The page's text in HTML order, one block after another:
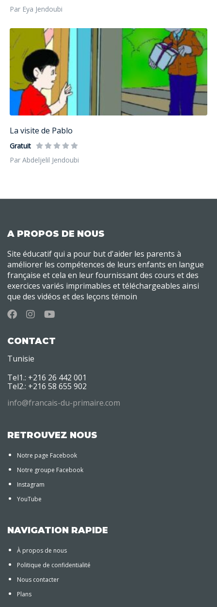
Par Eya Jendoubi
La visite de Pablo
Gratuit
Par Abdeljelil Jendoubi
A PROPOS DE NOUS
Site éducatif qui a pour but d'aider les parents à
améliorer les compétences de leurs enfants en langue
française et cela en leur fournissant des cours et des
exercices variés imprimables et téléchargeables ainsi
que des vidéos et des leçons témoin
CONTACT
Tunisie
Tel1.: +216 26 442 001
Tel2.: +216 58 655 902
info@francais-du-primaire.com
RETROUVEZ NOUS
Notre page Facebook
Notre groupe Facebook
Instagram
YouTube
NAVIGATION RAPIDE
À propos de nous
Politique de confidentialité
Nous contacter
Plans